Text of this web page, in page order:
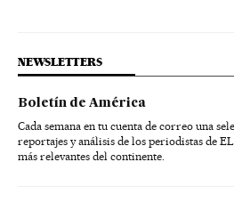
NEWSLETTERS
Boletín de América
Cada semana en tu cuenta de correo una
reportajes y análisis de los periodistas de
más relevantes del continente.